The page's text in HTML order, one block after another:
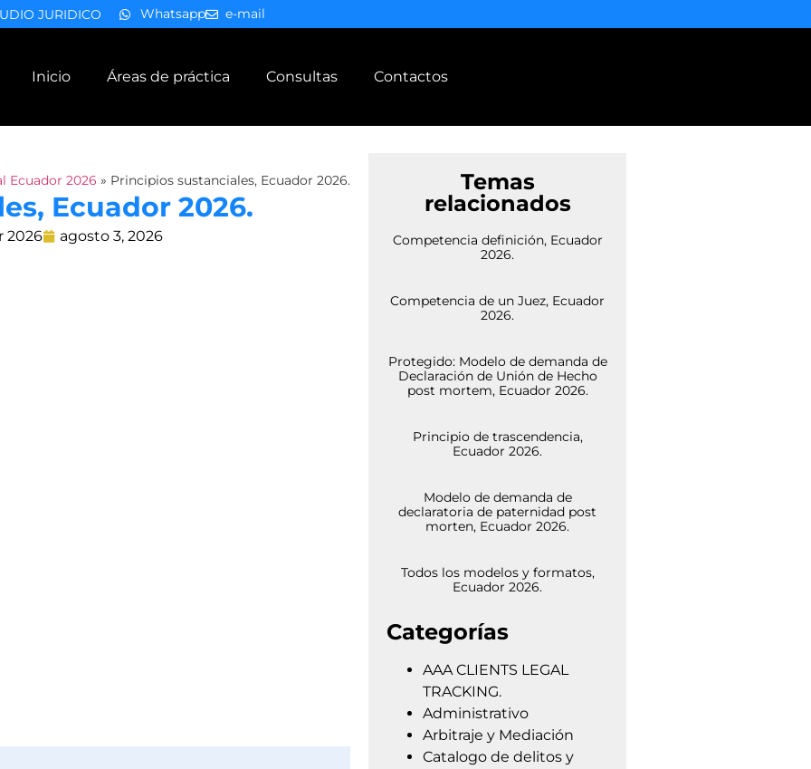
JURIDICO Whatsapp e-mail
Inicio Áreas de práctica Consultas Contactos
Ecuador 2026 » Principios sustanciales, Ecuador 2026.
Ecuador 2026.
2026 agosto 3, 2026
Temas
relacionados
Competencia definición, Ecuador
2026.
Competencia de un Juez, Ecuador
2026.
Protegido: Modelo de demanda de
Declaración de Unión de Hecho
post mortem, Ecuador 2026.
Principio de trascendencia,
Ecuador 2026.
Modelo de demanda de
declaratoria de paternidad post
morten, Ecuador 2026.
Todos los modelos y formatos,
Ecuador 2026.
Categorías
AAA CLIENTS LEGAL
TRACKING.
Administrativo
Arbitraje y Mediación
Catalogo de delitos y